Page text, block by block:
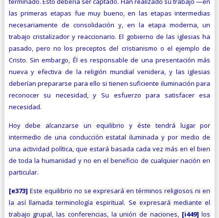
las primeras etapas fue muy bueno, en las etapas intermedias
necesariamente de consolidación y, en la etapa moderna, un
trabajo cristalizador y reaccionario. El gobierno de las iglesias ha
pasado, pero no los preceptos del cristianismo o el ejemplo de
Cristo. Sin embargo, Él es responsable de una presentación más
nueva y efectiva de la religión mundial venidera, y las iglesias
deberían prepararse para ello si tienen suficiente iluminación para
reconocer su necesidad, y Su esfuerzo para satisfacer esa
necesidad.
Hoy debe alcanzarse un equilibrio y éste tendrá lugar por
intermedio de una conducción estatal iluminada y por medio de
una actividad política, que estará basada cada vez más en el bien
de toda la humanidad y no en el beneficio de cualquier nación en
particular.
[e373] Este equilibrio no se expresará en términos religiosos ni en
la así llamada terminología espiritual. Se expresará mediante el
trabajo grupal, las conferencias, la unión de naciones, [i449]los